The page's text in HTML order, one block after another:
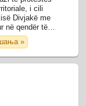
i cili
Divjakë me
në qendër të
një herë ...
»